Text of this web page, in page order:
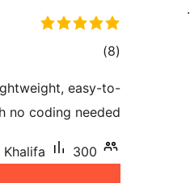
(8 مجموع)
easy-to-
no coding needed.
Khalifa 300+ نصب فعال